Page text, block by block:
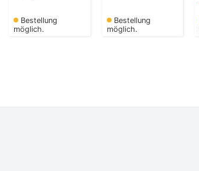
Bestellung
möglich.
Bestellung
möglich.